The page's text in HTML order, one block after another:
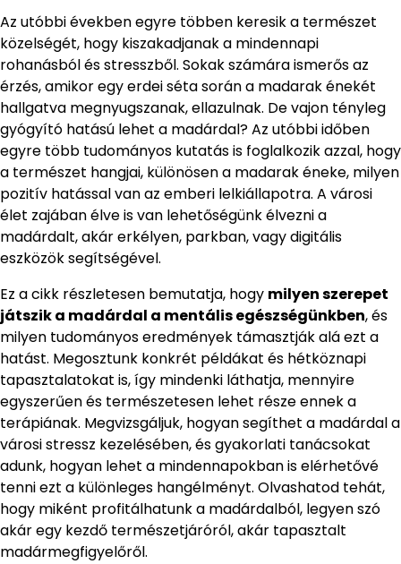
Az utóbbi években egyre többen keresik a természet
közelségét, hogy kiszakadjanak a mindennapi
rohanásból és stresszből. Sokak számára ismerős az
érzés, amikor egy erdei séta során a madarak énekét
hallgatva megnyugszanak, ellazulnak. De vajon tényleg
gyógyító hatású lehet a madárdal? Az utóbbi időben
egyre több tudományos kutatás is foglalkozik azzal, hogy
a természet hangjai, különösen a madarak éneke, milyen
pozitív hatással van az emberi lelkiállapotra. A városi
élet zajában élve is van lehetőségünk élvezni a
madárdalt, akár erkélyen, parkban, vagy digitális
eszközök segítségével.
Ez a cikk részletesen bemutatja, hogy milyen szerepet
játszik a madárdal a mentális egészségünkben, és
milyen tudományos eredmények támasztják alá ezt a
hatást. Megosztunk konkrét példákat és hétköznapi
tapasztalatokat is, így mindenki láthatja, mennyire
egyszerűen és természetesen lehet része ennek a
terápiának. Megvizsgáljuk, hogyan segíthet a madárdal a
városi stressz kezelésében, és gyakorlati tanácsokat
adunk, hogyan lehet a mindennapokban is elérhetővé
tenni ezt a különleges hangélményt. Olvashatod tehát,
hogy miként profitálhatunk a madárdalból, legyen szó
akár egy kezdő természetjáróról, akár tapasztalt
madármegfigyelőről.